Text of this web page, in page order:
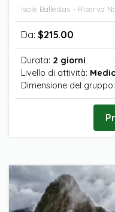
Isole Ballestas - Riserva
Da:$215.00
Durata: 2 giorni
Livello di attività:
Dimensione del gruppo: